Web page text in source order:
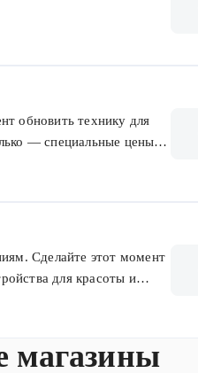
обновить технику для
— специальные цены
Сделайте этот момент
для красоты и
магазины